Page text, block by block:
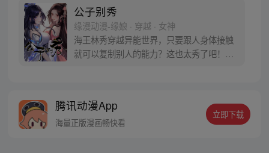
公子别秀
缘漫动漫-缘娘 · 穿越 · 女神
海王林秀穿越异能世界，只要跟人身体接触
就可以复制别人的能力？这也太秀了吧！从
腾讯动漫App
海量正版漫画畅快看
立即下载